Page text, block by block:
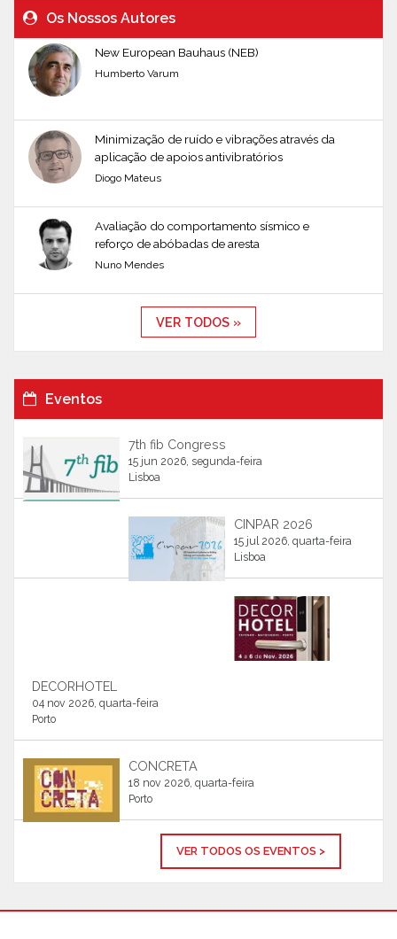
Os Nossos Autores
New European Bauhaus (NEB)
Humberto Varum
Minimização de ruído e vibrações através da
aplicação de apoios antivibratórios
Diogo Mateus
Avaliação do comportamento sísmico e
reforço de abóbadas de aresta
Nuno Mendes
VER TODOS »
Eventos
7th fib Congress
15 jun 2026, segunda-feira
Lisboa
CINPAR 2026
15 jul 2026, quarta-feira
Lisboa
DECORHOTEL
04 nov 2026, quarta-feira
Porto
CONCRETA
18 nov 2026, quarta-feira
Porto
VER TODOS OS EVENTOS >